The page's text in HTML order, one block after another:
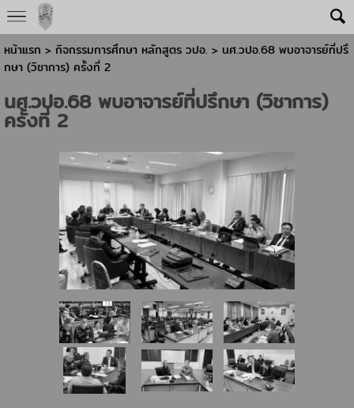
หน้าแรก > กิจกรรมการศึกษา หลักสูตร วปอ. > นศ.วปอ.68 พบอาจารย์ที่ปรึ
กษา (วิชาการ) ครั้งที่ 2
นศ.วปอ.68 พบอาจารย์ที่ปรึกษา (วิชาการ)
ครั้งที่ 2